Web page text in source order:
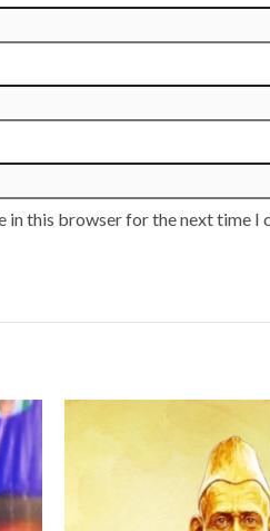
in this browser for the next time I